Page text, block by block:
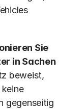
Sie
in Sachen
beweist,
gegenseitig